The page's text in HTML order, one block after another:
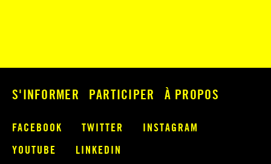
S'INFORMER PARTICIPER À PROPOS
FACEBOOK TWITTER
INSTAGRAM
YOUTUBE
LINKEDIN